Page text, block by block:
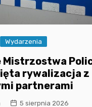
Wydarzenia
Mistrzostwa
rywalizacja z
partnerami
5 sierpnia 2026